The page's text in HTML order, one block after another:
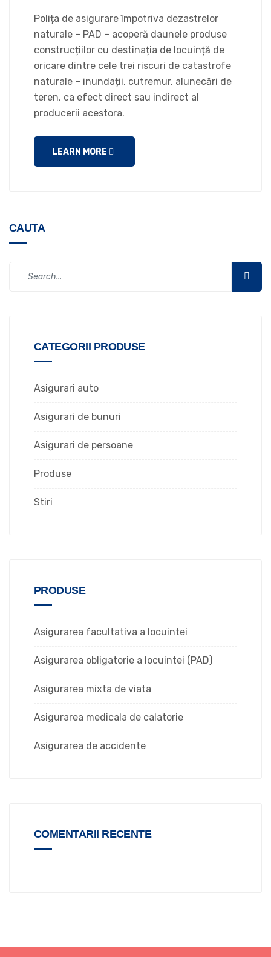
Polița de asigurare împotriva dezastrelor
naturale – PAD – acoperă daunele produse
construcțiilor cu destinația de locuință de
oricare dintre cele trei riscuri de catastrofe
naturale – inundații, cutremur, alunecări de
teren, ca efect direct sau indirect al
producerii acestora.
LEARN MORE
CAUTA
CATEGORII PRODUSE
Asigurari auto
Asigurari de bunuri
Asigurari de persoane
Produse
Stiri
PRODUSE
Asigurarea facultativa a locuintei
Asigurarea obligatorie a locuintei (PAD)
Asigurarea mixta de viata
Asigurarea medicala de calatorie
Asigurarea de accidente
COMENTARII RECENTE